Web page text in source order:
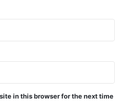
in this browser for the next time